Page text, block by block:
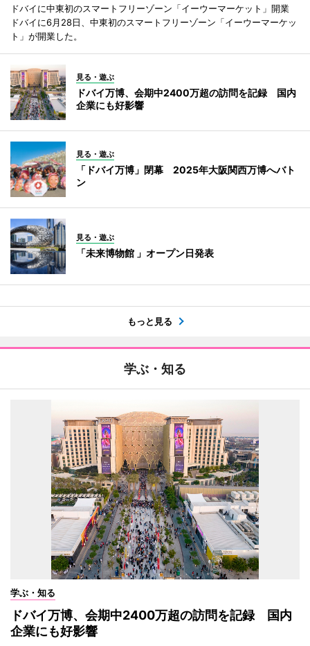
ドバイに中東初のスマートフリーゾーン「イーウーマーケット」開業
ドバイに6月28日、中東初のスマートフリーゾーン「イーウーマーケッ
ト」が開業した。
見る・遊ぶ
ドバイ万博、会期中2400万超の訪問を記録 国内
企業にも好影響
見る・遊ぶ
「ドバイ万博」閉幕 2025年大阪関西万博へバト
ン
見る・遊ぶ
「未来博物館 」オープン日発表
もっと見る
学ぶ・知る
学ぶ・知る
ドバイ万博、会期中2400万超の訪問を記録 国内
企業にも好影響